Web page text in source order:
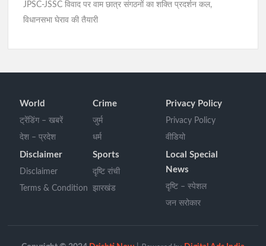
JPSC-JSSC विवाद पर वाम छात्र संगठनों का शक्ति प्रदर्शन कल,
विधानसभा घेराव की तैयारी
World
ट्रेंडिंग – खबरें
देश – प्रदेश
Crime
जुर्म
धर्म
Privacy Policy
Privacy Policy
वीडियो
Disclaimer
Disclaimer
Terms & Condition
Sports
दृष्टि रांची
झारखंड
Local Special
News
दृष्टि – स्पेशल
जन सरोकार